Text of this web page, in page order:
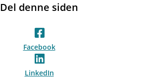
Del denne siden
Facebook
LinkedIn